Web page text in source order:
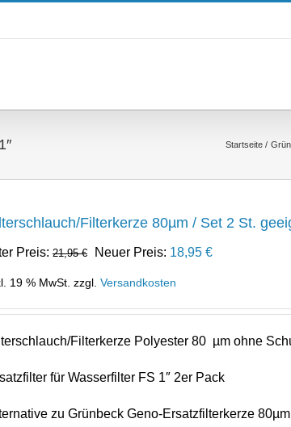
Startseite
Filterkerze 80µm / Set 2 St.
Preis: 21,95€
Ursprünglicher
21,95 €
Neuer Preis: 18,95 €Aktueller
18,95 €.
19 % MwSt. zzgl. Versandkosten
Filterkerze Polyester 80 µm ohne
für Wasserfilter FS 1″ 2er Pack
zu Grünbeck Geno-Ersatzfilterkerze